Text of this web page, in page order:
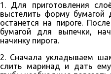
1. Для приготовления
выстелить форму бумагой
останется на пироге.
бумагой для выпечки,
начинку пирога.
2. Сначала укладываем
слить маринад и дать